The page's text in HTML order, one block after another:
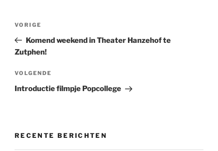
Vorig
bericht
VORIGE
Komend weekend in Theater Hanzehof te
Zutphen!
Volgend
bericht
VOLGENDE
Introductie filmpje Popcollege
RECENTE BERICHTEN